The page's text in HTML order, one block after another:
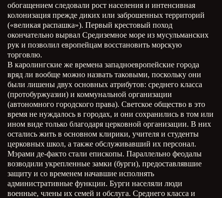
обогащением следовали рост населения и интенсивная
колонизация прежде диких или заброшенных территорий
(«великая распашка»). Первый крестовый поход
окончательно вырвал Средиземное море из мусульманских
рук и позволил европейцам восстановить морскую
торговлю.
В каролингские же времена западноевропейские города
вряд ли вообще можно назвать таковыми, поскольку они
были лишены двух основных атрибутов: среднего класса
(протобуржуазии) и коммунальной организации
(автономного городского права). Светское общество в это
время не нуждалось в городах, и они сохранились в том или
ином виде только благодаря церковной организации. В них
остались жить в основном клирики, учителя и студенты
церковных школ, а также обслуживавший их персонал.
Мэрами де-факто стали епископы. Параллельно феодалы
возводили укрепленные замки (бурги), предоставлявшие
защиту и со временем начавшие исполнять
административные функции. Бурги населяли люди
военные, члены их семей и обслуга. Среднего класса и